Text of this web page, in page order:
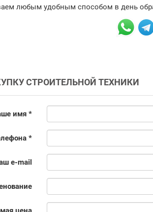
любым удобным способом в день
СТРОИТЕЛЬНОЙ ТЕХНИКИ
имя *
*
e-mail